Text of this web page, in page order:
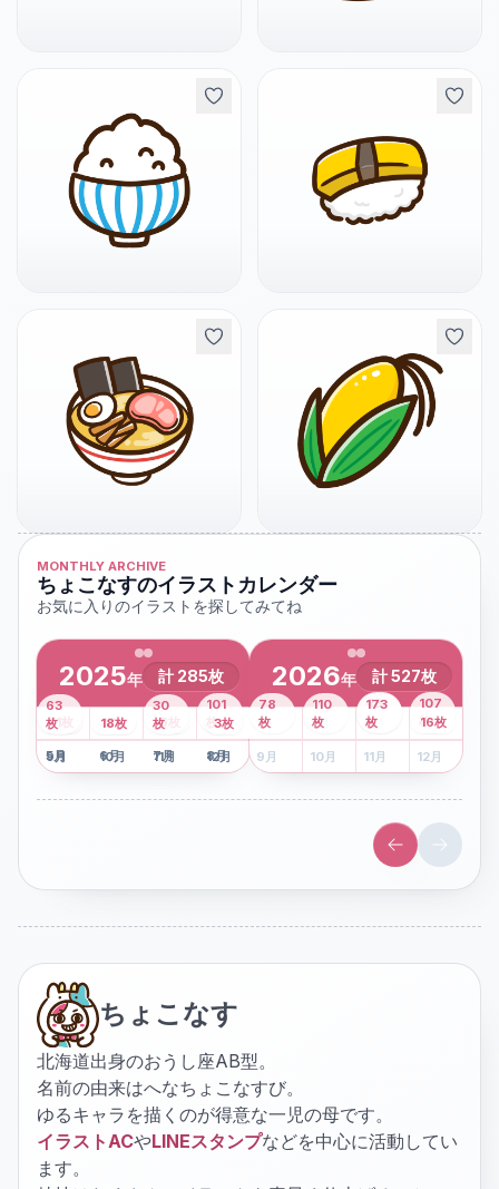
MONTHLY ARCHIVE
ちょこなすのイラストカレンダー
お気に入りのイラストを探してみてね
2025年 計 285枚
1月
2枚 2月 3月 4月
8枚
5月
41 枚
6月
13枚
7月
6枚
8月
101
枚
9月
63
枚
10月
18枚
11月
30
枚
12月
3枚
2026年 計527枚
1月 2月 3月
43
枚
4月
107
枚
5 月
78
枚
6月
110
枚
7月
173
枚
8月
16枚
9 月 10月 11月 12月
ちょこなす
北海道出身のおうし座AB型。
名前の由来はへなちょこなすび。
ゆるキャラを描くのが得意な一児の母です。
イラストACやLINEスタンプなどを中心に活動してい
ます。